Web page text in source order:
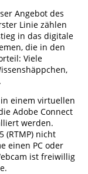
Angebot des
Linie zählen
in das digitale
die in den
Viele
einem virtuellen
Adobe Connect
werden.
(RTMP) nicht
einen PC oder
ist freiwillig